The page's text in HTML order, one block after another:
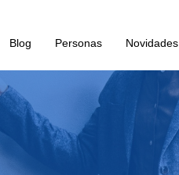
Blog Personas Novidades